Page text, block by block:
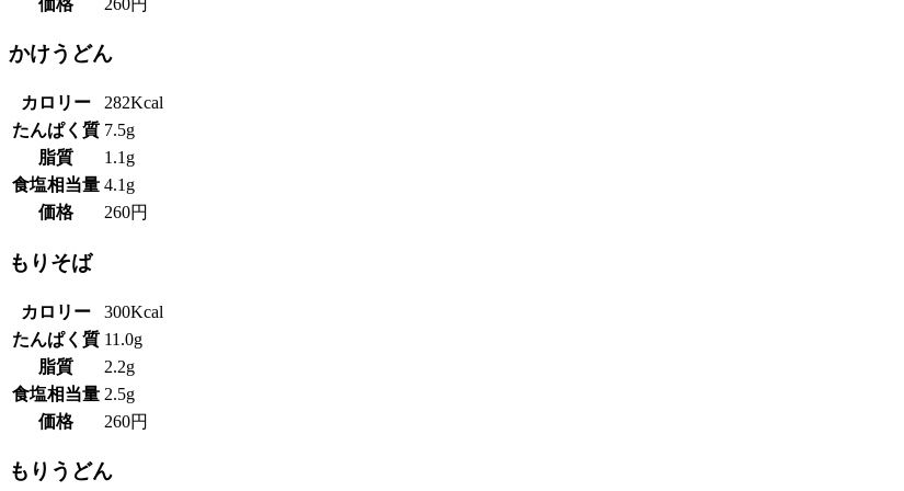
かけうどん
カロリー
282Kcal
たんぱく質 7.5g
脂質
1.1g
食塩相当量 4.1g
価格
260円
もりそば
カロリー
300Kcal
たんぱく質 11.0g
脂質
2.2g
食塩相当量 2.5g
価格
260円
もりうどん